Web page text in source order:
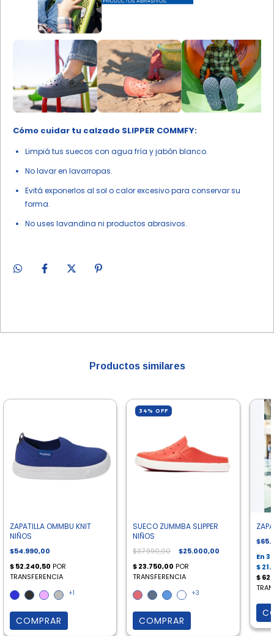
Cómo cuidar tu calzado SLIPPER COMMFY:
Limpiá tus suecos con agua fría y jabón blanco.
No lavar en lavarropas.
Evitá exponerlos al sol o calor excesivo para conservar su
forma.
No uses lavandina ni productos abrasivos.
Productos similares
ZAPATILLA OMMBU KNIT
NIÑOS
$54.990,00
+1
COMPRAR
34%OFF
SUECO ZUMMBA SLIPPER
NIÑOS
$37.990,00 $25.000,00
+3
COMPRAR